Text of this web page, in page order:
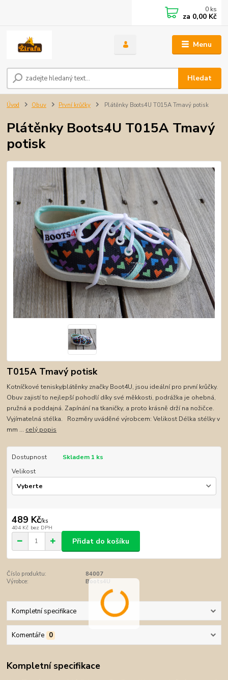
Menu
Hledat
0 ks
za 0,00 Kč
Úvod Obuv První krůčky Plátěnky Boots4U T015A Tmavý potisk
Plátěnky Boots4U T015A Tmavý
potisk
T015A Tmavý potisk
Kotníčkové tenisky/plátěnky značky Boot4U, jsou ideální pro první krůčky.
Obuv zajistí to nejlepší pohodlí díky své měkkosti, podrážka je ohebná,
pružná a poddajná. Zapínání na tkaničky, a proto krásně drží na nožičce.
Vyjímatelná stélka. Rozměry uváděné výrobcem: Velikost Délka stélky v
mm ... celý popis
Dostupnost
Skladem 1 ks
Velikost
489 Kč/ks
404 Kč bez DPH
Přidat do košíku
Číslo produktu:
84007
Výrobce:
Boots4U
Kompletní specifikace
Komentáře 0
Kompletní specifikace